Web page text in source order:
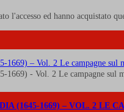
l'accesso ed hanno acquistato
(1645-1669) – VOL. 2 LE